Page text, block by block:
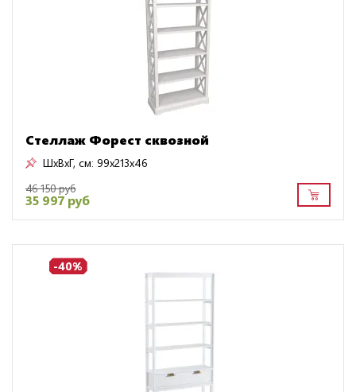
Стеллаж Форест сквозной
ШxВxГ, см: 99x213x46
46 150 руб
35 997 руб
-40%